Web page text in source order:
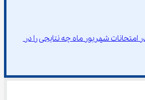
شهریور ماه چه نتایجی را در